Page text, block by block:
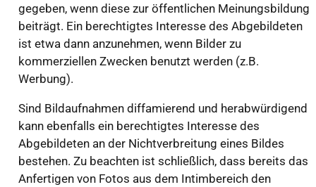
gegeben, wenn diese zur öffentlichen Meinungsbildung
beiträgt. Ein berechtigtes Interesse des Abgebildeten
ist etwa dann anzunehmen, wenn Bilder zu
kommerziellen Zwecken benutzt werden (z.B.
Werbung).
Sind Bildaufnahmen diffamierend und herabwürdigend
kann ebenfalls ein berechtigtes Interesse des
Abgebildeten an der Nichtverbreitung eines Bildes
bestehen. Zu beachten ist schließlich, dass bereits das
Anfertigen von Fotos aus dem Intimbereich den